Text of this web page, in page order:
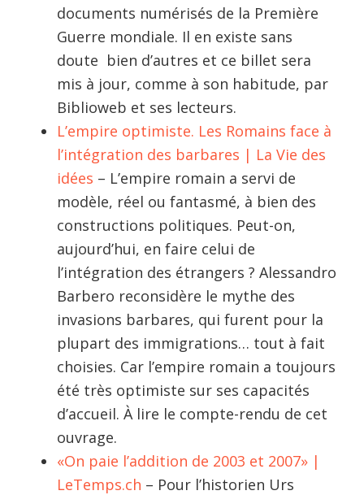
documents numérisés de la Première
Guerre mondiale. Il en existe sans
doute bien d’autres et ce billet sera
mis à jour, comme à son habitude, par
Biblioweb et ses lecteurs.
L’empire optimiste. Les Romains face à
l’intégration des barbares | La Vie des
idées – L’empire romain a servi de
modèle, réel ou fantasmé, à bien des
constructions politiques. Peut-on,
aujourd’hui, en faire celui de
l’intégration des étrangers ? Alessandro
Barbero reconsidère le mythe des
invasions barbares, qui furent pour la
plupart des immigrations… tout à fait
choisies. Car l’empire romain a toujours
été très optimiste sur ses capacités
d’accueil. À lire le compte-rendu de cet
ouvrage.
«On paie l’addition de 2003 et 2007» |
LeTemps.ch – Pour l’historien Urs